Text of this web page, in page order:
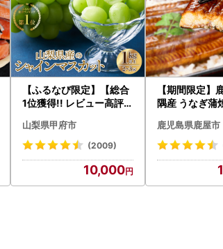
【ふるなび限定】【総合
1位獲得!! レビュー高評価
〉山梨県産 シャインマス
カット 2～3房（1.0kg以
N-Limited-SP
山梨県甲府市
(2009)
10,000
【期間限定】
隅産 うなぎ蒲
cp18 うなぎ 鰻
菜
鹿児島県鹿屋市